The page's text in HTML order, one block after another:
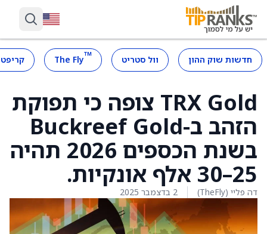
חדשות שוק ההון וול סטריט ™
The Fly
TRX Gold צופה כי תפוקת
הזהב ב-Buckreef Gold
בשנת הכספים 2026 תהיה
25–30 אלף אונקיות.
דה פליי (TheFly) 2 בדצמבר 2025